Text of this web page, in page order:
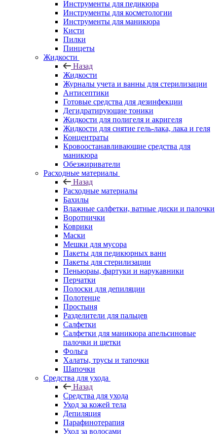
Инструменты для педикюра
Инструменты для косметологии
Инструменты для маникюра
Кисти
Пилки
Пинцеты
Жидкости
Назад
Жидкости
Журналы учета и ванны для стерилизации
Антисептики
Готовые средства для дезинфекции
Дегидратирующие тоники
Жидкости для полигеля и акригеля
Жидкости для снятие гель-лака, лака и геля
Концентраты
Кровоостанавливающие средства для
маникюра
Обезжириватели
Расходные материалы
Назад
Расходные материалы
Бахилы
Влажные салфетки, ватные диски и палочки
Воротнички
Коврики
Маски
Мешки для мусора
Пакеты для педикюрных ванн
Пакеты для стерилизации
Пеньюраы, фартуки и нарукавники
Перчатки
Полоски для депиляции
Полотенце
Простыня
Разделители для пальцев
Салфетки
Салфетки для маникюра апельсиновые
палочки и щетки
Фольга
Халаты, трусы и тапочки
Шапочки
Средства для ухода
Назад
Средства для ухода
Уход за кожей тела
Депиляция
Парафинотерапия
Уход за волосами